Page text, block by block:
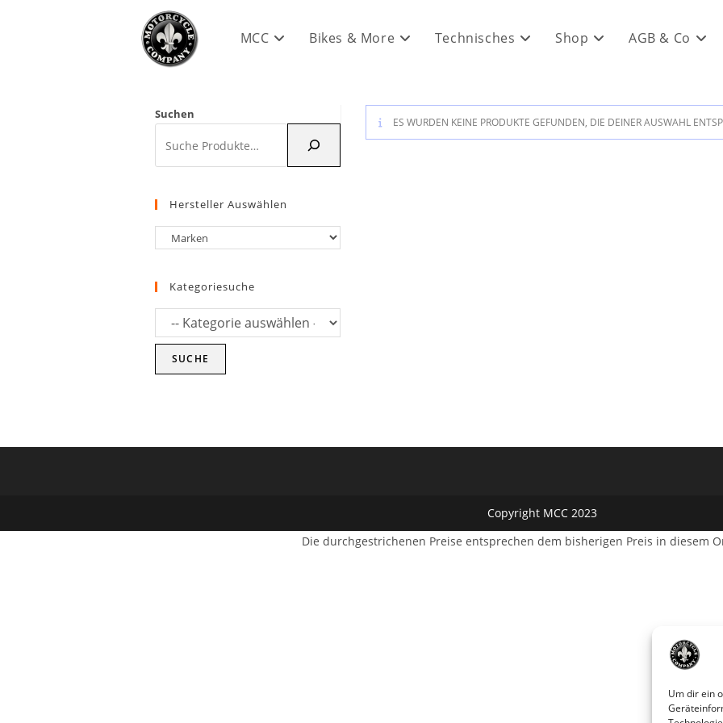
Um dir ein
MCC Bikes & More Technisches Shop AGB & Co
ES WURDEN KEINE PRODUKTE GEFUNDEN, DIE DEINER AUSWAHL
Suchen
Hersteller Auswählen
Kategoriesuche
SUCHE
Copyright MCC 2023
Die durchgestrichenen Preise entsprechen dem bisherigen Preis in diesem